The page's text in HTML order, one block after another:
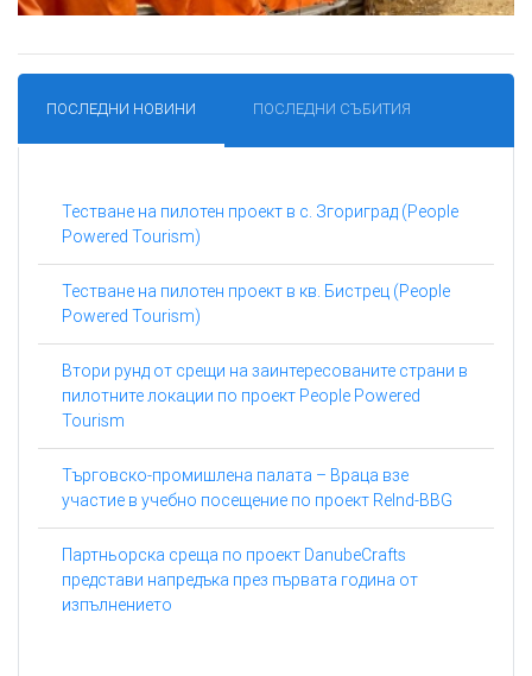
ПОСЛЕДНИ НОВИНИ ПОСЛЕДНИ СЪБИТИЯ
Тестване на пилотен проект в с. Згориград (People
Powered Tourism)
Тестване на пилотен проект в кв. Бистрец (People
Powered Tourism)
Втори рунд от срещи на заинтересованите страни в
пилотните локации по проект People Powered
Tourism
Търговско-промишлена палата – Враца взе
участие в учебно посещение по проект ReInd-BBG
Партньорска среща по проект DanubeCrafts
представи напредъка през първата година от
изпълнението